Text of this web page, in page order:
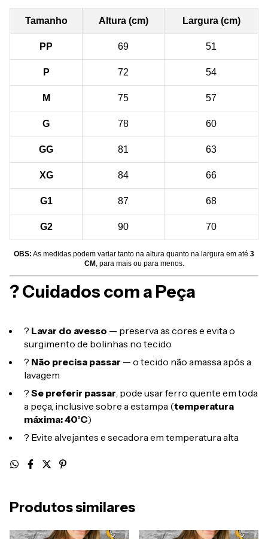
Tamanho Altura (cm) Largura (cm)
PP 69 51
P 72 54
M 75 57
G 78 60
GG 81 63
XG 84 66
G1 87 68
G2 90 70
OBS: As medidas podem variar tanto na altura quanto na largura em até 3
CM , para mais ou para menos.
? Cuidados com a Peça
? Lavar do avesso — preserva as cores e evita o
surgimento de bolinhas no tecido
? Não precisa passar — o tecido não amassa após a
lavagem
? Se preferir passar, pode usar ferro quente em toda
a peça, inclusive sobre a estampa (temperatura
máxima: 40°C)
? Evite alvejantes e secadora em temperatura alta
Produtos similares